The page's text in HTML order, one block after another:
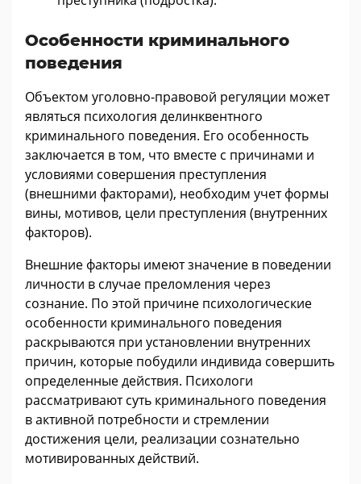
Особенности криминального
поведения
Объектом уголовно-правовой регуляции может
являться психология делинквентного
криминального поведения. Его особенность
заключается в том, что вместе с причинами и
условиями совершения преступления
(внешними факторами), необходим учет формы
вины, мотивов, цели преступления (внутренних
факторов).
Внешние факторы имеют значение в поведении
личности в случае преломления через
сознание. По этой причине психологические
особенности криминального поведения
раскрываются при установлении внутренних
причин, которые побудили индивида совершить
определенные действия. Психологи
рассматривают суть криминального поведения
в активной потребности и стремлении
достижения цели, реализации сознательно
мотивированных действий.